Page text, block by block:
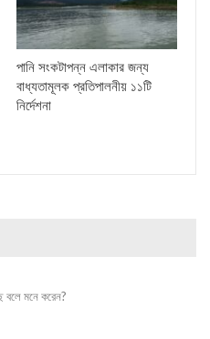
পানি সংকটাপন্ন এলাকার জন্য
বাধ্যতামূলক প্রতিপালনীয় ১১টি
নির্দেশনা
বলে মনে করেন?